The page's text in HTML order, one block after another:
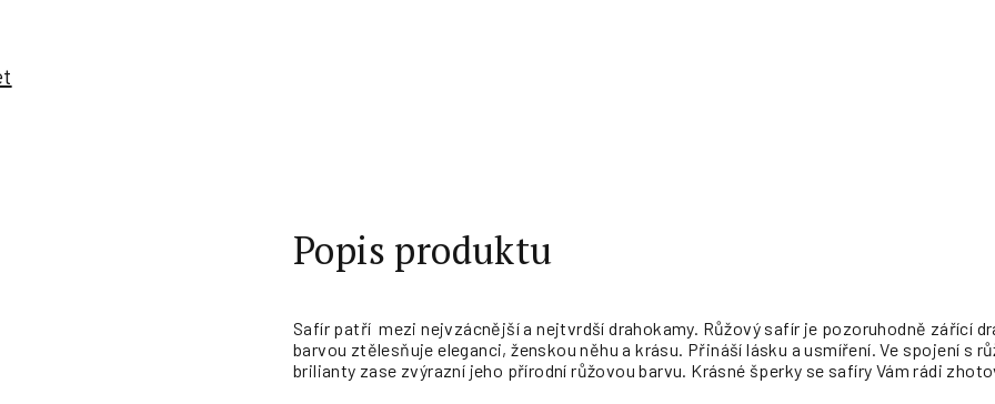
Popis produktu
Safír patří mezi nejvzácnější a nejtvrdší drahokamy. Růžový safír je pozoruhodně zářící
barvou ztělesňuje eleganci, ženskou něhu a krásu. Přináší lásku a usmíření. Ve spojení s
brilianty zase zvýrazní jeho přírodní růžovou barvu. Krásné šperky se safíry Vám rádi